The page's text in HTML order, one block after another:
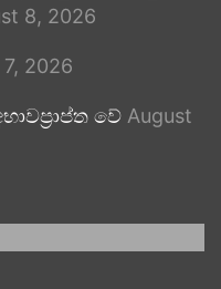
8, 2026
2026
වේ August